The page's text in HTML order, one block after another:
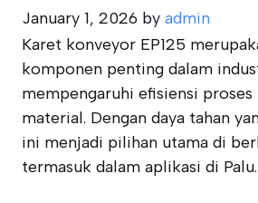
January 1, 2026 by admin
Karet konveyor EP125
komponen penting dalam
mempengaruhi efisiensi
material. Dengan daya tahan
ini menjadi pilihan utama di
termasuk dalam aplikasi di Palu.